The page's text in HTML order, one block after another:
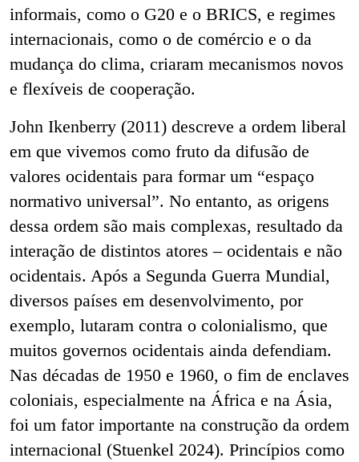
informais, como o G20 e o BRICS, e regimes
internacionais, como o de comércio e o da
mudança do clima, criaram mecanismos novos
e flexíveis de cooperação.
John Ikenberry (2011) descreve a ordem liberal
em que vivemos como fruto da difusão de
valores ocidentais para formar um “espaço
normativo universal”. No entanto, as origens
dessa ordem são mais complexas, resultado da
interação de distintos atores – ocidentais e não
ocidentais. Após a Segunda Guerra Mundial,
diversos países em desenvolvimento, por
exemplo, lutaram contra o colonialismo, que
muitos governos ocidentais ainda defendiam.
Nas décadas de 1950 e 1960, o fim de enclaves
coloniais, especialmente na África e na Ásia,
foi um fator importante na construção da ordem
internacional (Stuenkel 2024). Princípios como